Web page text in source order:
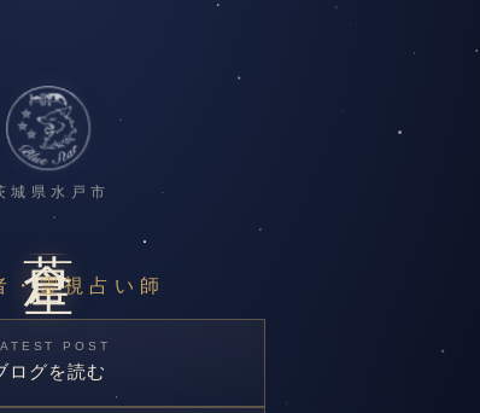
城県水戸市
・霊視占い師
POST
ログを読む